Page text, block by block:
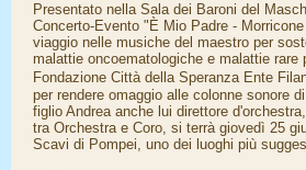
Presentato nella Sala dei Baroni del
Concerto-Evento "È Mio Padre -
viaggio nelle musiche del maestro per
malattie oncoematologiche e malattie rare
Fondazione Città della Speranza Ente
per rendere omaggio alle colonne sonore
figlio Andrea anche lui direttore
tra Orchestra e Coro, si terrà giovedì 25
Scavi di Pompei, uno dei luoghi più